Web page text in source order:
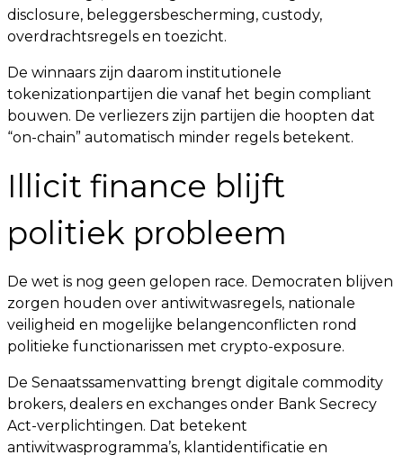
disclosure, beleggersbescherming, custody,
overdrachtsregels en toezicht.
De winnaars zijn daarom institutionele
tokenizationpartijen die vanaf het begin compliant
bouwen. De verliezers zijn partijen die hoopten dat
“on-chain” automatisch minder regels betekent.
Illicit finance blijft
politiek probleem
De wet is nog geen gelopen race. Democraten blijven
zorgen houden over antiwitwasregels, nationale
veiligheid en mogelijke belangenconflicten rond
politieke functionarissen met crypto-exposure.
De Senaatssamenvatting brengt digitale commodity
brokers, dealers en exchanges onder Bank Secrecy
Act-verplichtingen. Dat betekent
antiwitwasprogramma’s, klantidentificatie en